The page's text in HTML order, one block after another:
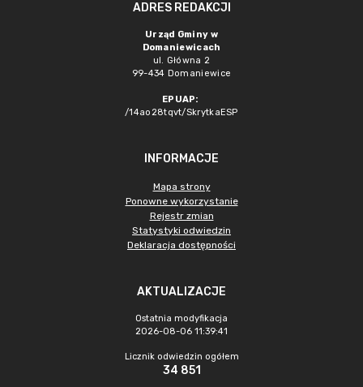
ADRES REDAKCJI
Urząd Gminy w
Domaniewicach
ul. Główna 2
99-434 Domaniewice
EPUAP:
/14ao28tqvt/SkrytkaESP
INFORMACJE
Mapa strony
Ponowne wykorzystanie
Rejestr zmian
Statystyki odwiedzin
Deklaracja dostępności
AKTUALIZACJE
Ostatnia modyfikacja
2026-08-06 11:39:41
Licznik odwiedzin ogółem
34 851